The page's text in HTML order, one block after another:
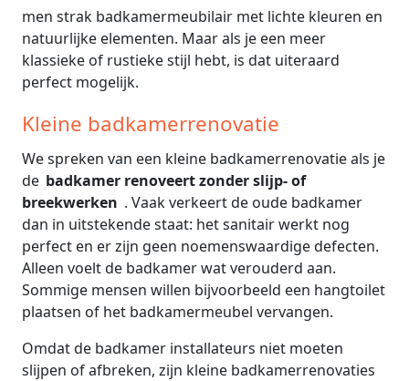
men strak badkamermeubilair met lichte kleuren en
natuurlijke elementen. Maar als je een meer
klassieke of rustieke stijl hebt, is dat uiteraard
perfect mogelijk.
Kleine badkamerrenovatie
We spreken van een kleine badkamerrenovatie als je
de badkamer renoveert zonder slijp- of
breekwerken . Vaak verkeert de oude badkamer
dan in uitstekende staat: het sanitair werkt nog
perfect en er zijn geen noemenswaardige defecten.
Alleen voelt de badkamer wat verouderd aan.
Sommige mensen willen bijvoorbeeld een hangtoilet
plaatsen of het badkamermeubel vervangen.
Omdat de badkamer installateurs niet moeten
slijpen of afbreken, zijn kleine badkamerrenovaties